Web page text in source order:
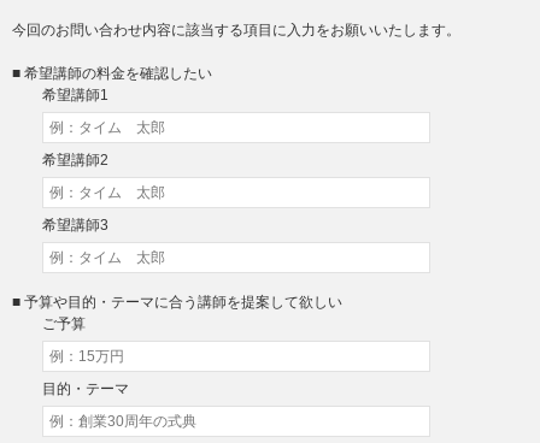
今回のお問い合わせ内容に該当する項目に入力をお願いいたします。
■ 希望講師の料金を確認したい
希望講師1
希望講師2
希望講師3
■ 予算や目的・テーマに合う講師を提案して欲しい
ご予算
目的・テーマ